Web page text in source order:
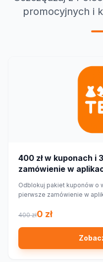
promocyjnych i
400 zł w kuponach i
zamówienie w
Odblokuj pakiet kuponów o
pierwsze zamówienie w
400 zł0 zł